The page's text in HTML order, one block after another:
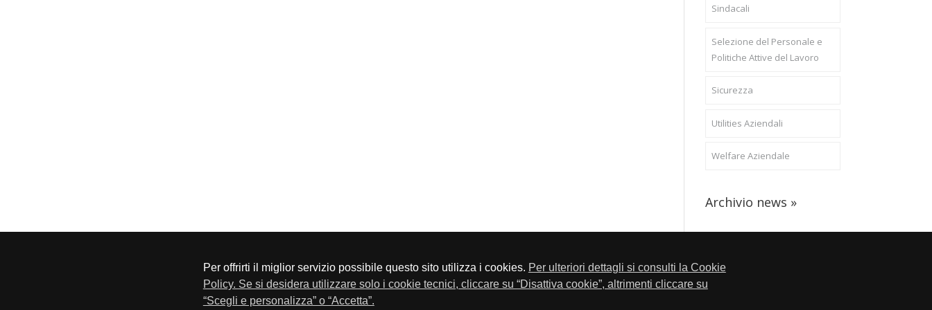
Per offrirti il miglior servizio possibile questo sito utilizza i cookies. Per ulteriori dettagli si consulti la Cookie
Policy. Se si desidera utilizzare solo i cookie tecnici, cliccare su “Disattiva cookie”, altrimenti cliccare su
“Scegli e personalizza” o “Accetta”.
Sindacali
Selezione del Personale e
Politiche Attive del Lavoro
Sicurezza
Utilities Aziendali
Welfare Aziendale
Archivio news »
Via F.Lippi, 30 25134 Brescia P.Iva 01548020179 - Telefono 030-23076 - Fax 030-2304108